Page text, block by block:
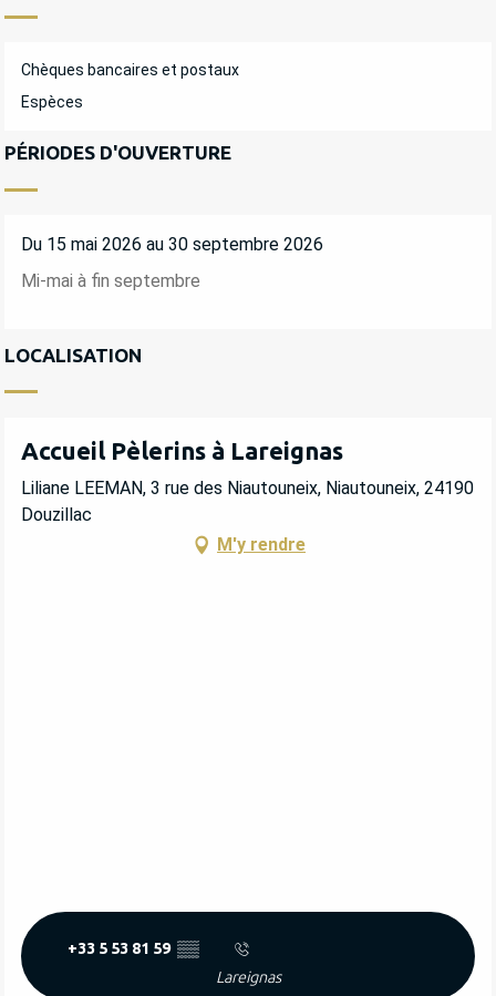
Chèques bancaires et postaux
Espèces
PÉRIODES D'OUVERTURE
Du 15 mai 2026 au 30 septembre 2026
Mi-mai à fin septembre
LOCALISATION
Accueil Pèlerins à Lareignas
Liliane LEEMAN, 3 rue des Niautouneix, Niautouneix, 24190
Douzillac
M'y rendre
+33 5 53 81 59 ▒▒
Lareignas